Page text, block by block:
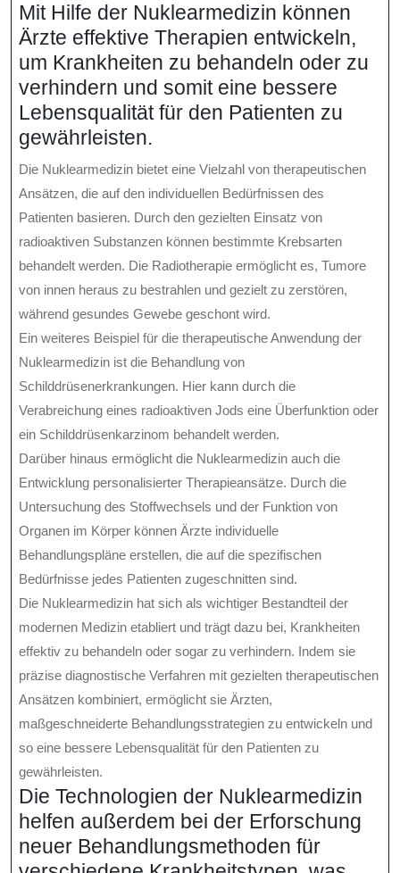
Mit Hilfe der Nuklearmedizin können
Ärzte effektive Therapien entwickeln,
um Krankheiten zu behandeln oder zu
verhindern und somit eine bessere
Lebensqualität für den Patienten zu
gewährleisten.
Die Nuklearmedizin bietet eine Vielzahl von therapeutischen
Ansätzen, die auf den individuellen Bedürfnissen des
Patienten basieren. Durch den gezielten Einsatz von
radioaktiven Substanzen können bestimmte Krebsarten
behandelt werden. Die Radiotherapie ermöglicht es, Tumore
von innen heraus zu bestrahlen und gezielt zu zerstören,
während gesundes Gewebe geschont wird.
Ein weiteres Beispiel für die therapeutische Anwendung der
Nuklearmedizin ist die Behandlung von
Schilddrüsenerkrankungen. Hier kann durch die
Verabreichung eines radioaktiven Jods eine Überfunktion oder
ein Schilddrüsenkarzinom behandelt werden.
Darüber hinaus ermöglicht die Nuklearmedizin auch die
Entwicklung personalisierter Therapieansätze. Durch die
Untersuchung des Stoffwechsels und der Funktion von
Organen im Körper können Ärzte individuelle
Behandlungspläne erstellen, die auf die spezifischen
Bedürfnisse jedes Patienten zugeschnitten sind.
Die Nuklearmedizin hat sich als wichtiger Bestandteil der
modernen Medizin etabliert und trägt dazu bei, Krankheiten
effektiv zu behandeln oder sogar zu verhindern. Indem sie
präzise diagnostische Verfahren mit gezielten therapeutischen
Ansätzen kombiniert, ermöglicht sie Ärzten,
maßgeschneiderte Behandlungsstrategien zu entwickeln und
so eine bessere Lebensqualität für den Patienten zu
gewährleisten.
Die Technologien der Nuklearmedizin
helfen außerdem bei der Erforschung
neuer Behandlungsmethoden für